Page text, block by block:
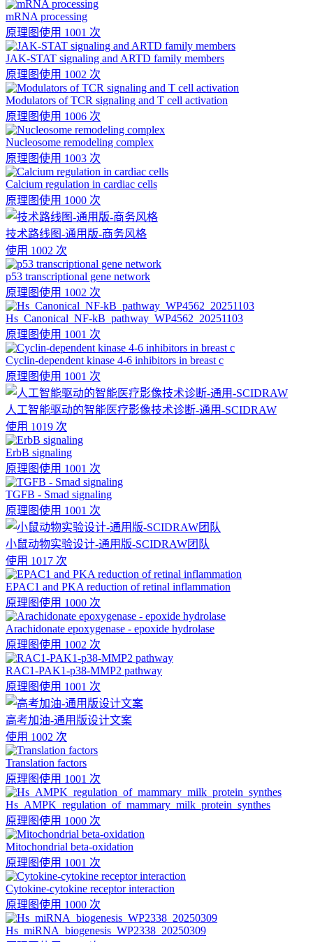
mRNA processing
原理图使用 1001 次
JAK-STAT signaling and ARTD family members
原理图使用 1002 次
Modulators of TCR signaling and T cell activation
原理图使用 1006 次
Nucleosome remodeling complex
原理图使用 1003 次
Calcium regulation in cardiac cells
原理图使用 1000 次
技术路线图-通用版-商务风格
使用 1002 次
p53 transcriptional gene network
原理图使用 1002 次
Hs_Canonical_NF-kB_pathway_WP4562_20251103
原理图使用 1001 次
Cyclin-dependent kinase 4-6 inhibitors in breast c
原理图使用 1001 次
人工智能驱动的智能医疗影像技术诊断-通用-SCIDRAW
使用 1019 次
ErbB signaling
原理图使用 1001 次
TGFB - Smad signaling
原理图使用 1001 次
小鼠动物实验设计-通用版-SCIDRAW团队
使用 1017 次
EPAC1 and PKA reduction of retinal inflammation
原理图使用 1000 次
Arachidonate epoxygenase - epoxide hydrolase
原理图使用 1002 次
RAC1-PAK1-p38-MMP2 pathway
原理图使用 1001 次
高考加油-通用版设计文案
使用 1002 次
Translation factors
原理图使用 1001 次
Hs_AMPK_regulation_of_mammary_milk_protein_synthes
原理图使用 1000 次
Mitochondrial beta-oxidation
原理图使用 1001 次
Cytokine-cytokine receptor interaction
原理图使用 1000 次
Hs_miRNA_biogenesis_WP2338_20250309